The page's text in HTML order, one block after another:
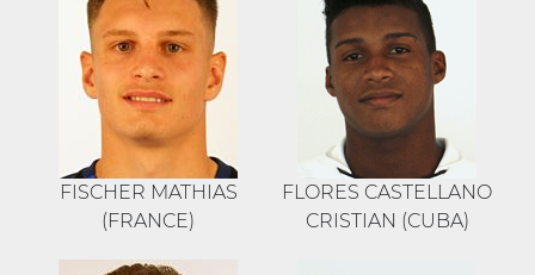
FISCHER MATHIAS
(FRANCE)
FLORES CASTELLANO
CRISTIAN (CUBA)